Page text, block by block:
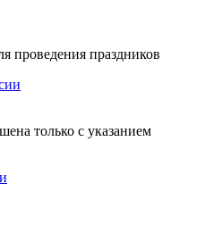
проведения праздников
только с указанием